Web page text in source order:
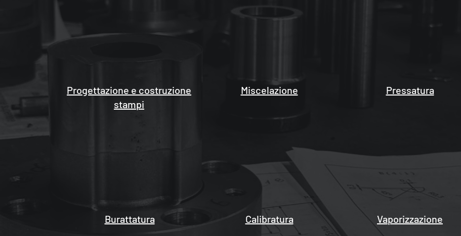
Progettazione e costruzione
stampi
Burattatura
Miscelazione
Calibratura
Pressatura
Vaporizzazione